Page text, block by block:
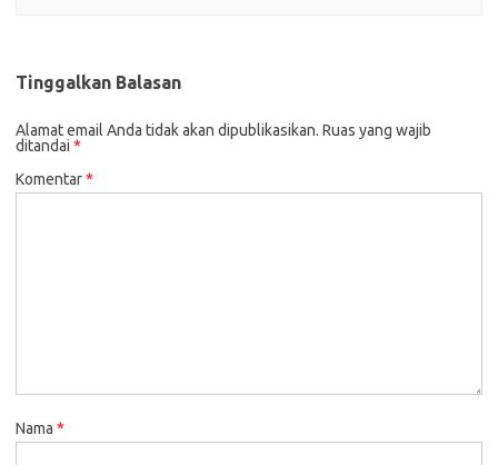
Tinggalkan Balasan
Alamat email Anda tidak akan dipublikasikan. Ruas yang wajib
ditandai *
Komentar*
Nama *